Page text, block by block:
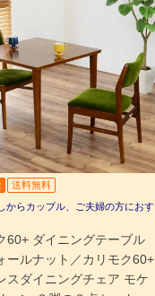
送料無料
からカップル、ご夫婦の方におす
60+ ダイニングテーブル
ールナット／カリモク60+
スダイニングチェア モケ